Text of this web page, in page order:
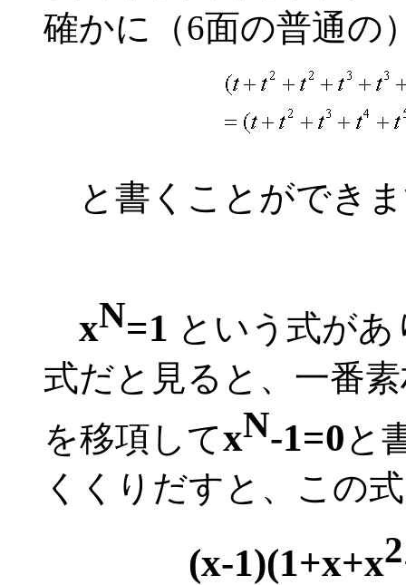
確かに（6面の普通の
と書くことができ
xN=1 という式が
式だと見ると、一番
を移項してxN-1=0と
くくりだすと、この
(x-1)(1+x+x2